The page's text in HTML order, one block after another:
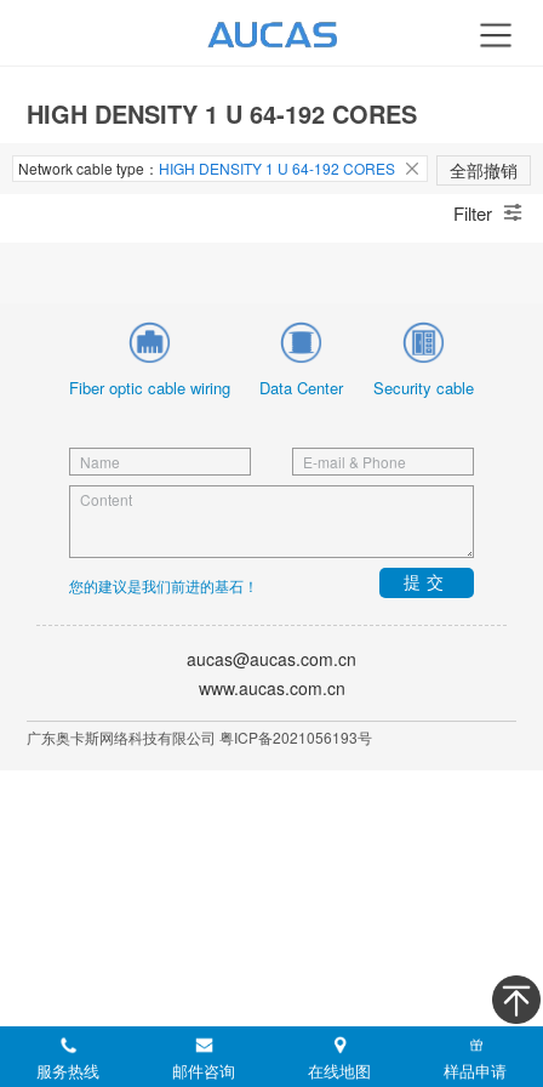
HIGH DENSITY 1 U 64-192 CORES
Network cable type： HIGH DENSITY 1 U 64-192 CORES 全部撤销
Filter
Fiber optic cable wiring Data Center Security cable
您的建议是我们前进的基石！ 提交
aucas@aucas.com.cn
www.aucas.com.cn
广东奥卡斯网络科技有限公司 粤ICP备2021056193号
服务热线 邮件咨询 在线地图 样品申请